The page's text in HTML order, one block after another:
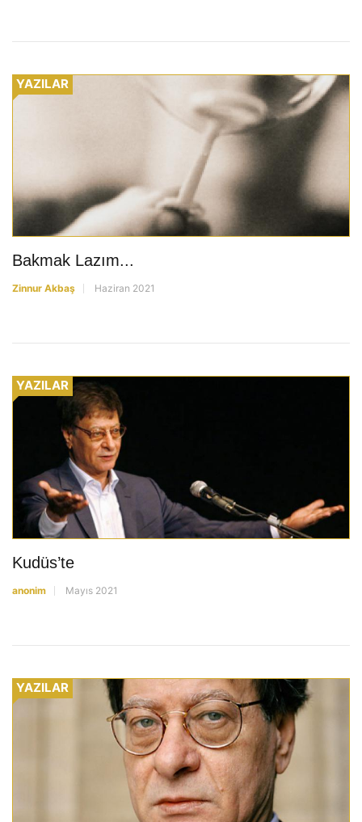
YAZILAR
Bakmak Lazım...
Zinnur Akbaş Haziran 2021
YAZILAR
Kudüs’te
anonim Mayıs 2021
YAZILAR